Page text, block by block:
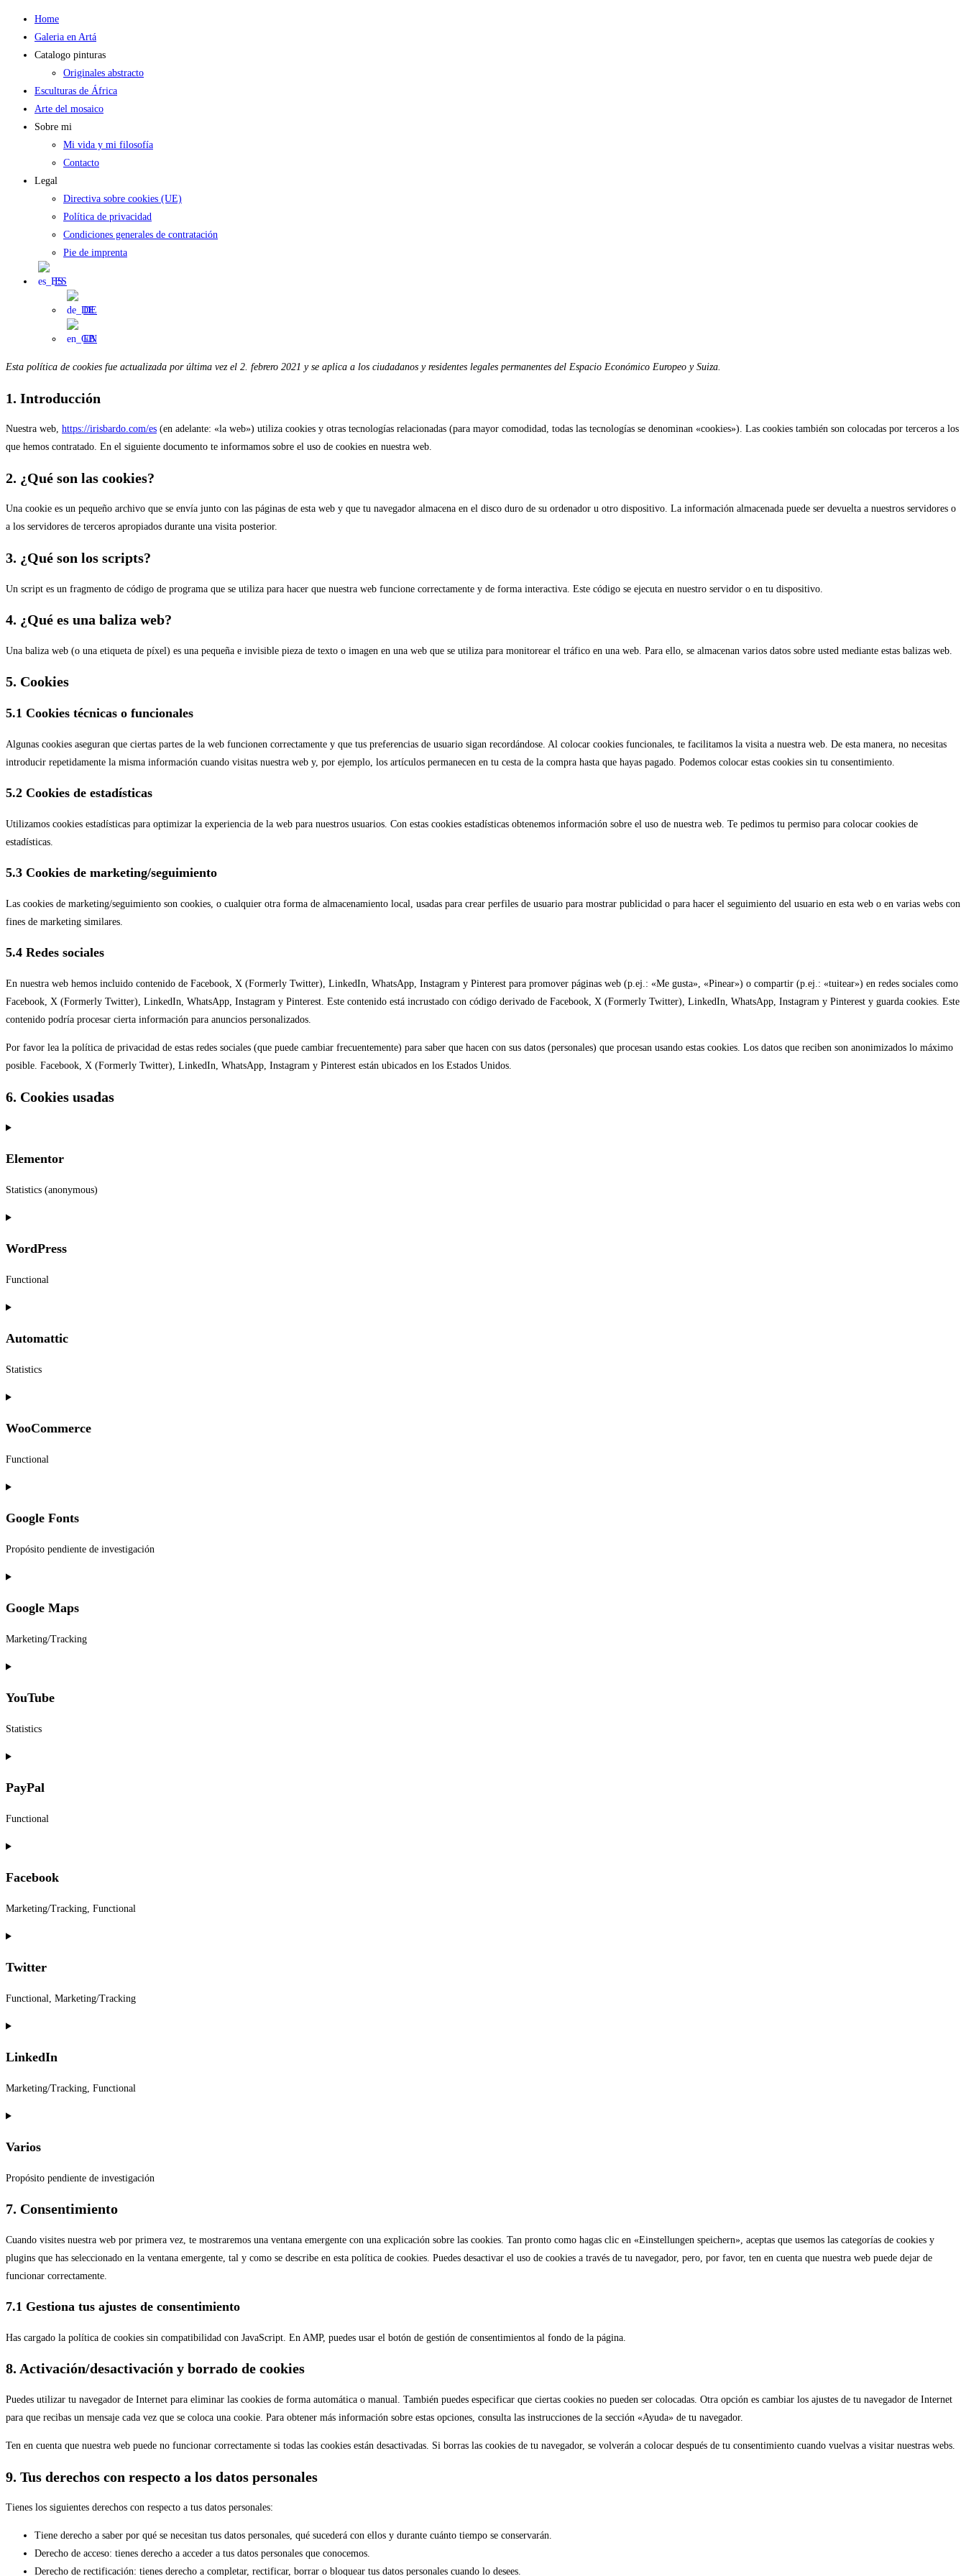
Saltar
contenido
Home
Galeria en Artá
Catalogo pinturas
Originales abstracto
Esculturas de África
Arte del mosaico
Sobre mi
Mi vida y mi filosofía
Contacto
Legal
Directiva sobre cookies (UE)
Política de privacidad
Condiciones generales de contratación
Pie de imprenta
ES
DE
EN
Esta política de cookies fue actualizada por última vez el 2. febrero 2021 y se aplica a los ciudadanos y residentes legales permanentes del Espacio Económico Europeo y Suiza.
1. Introducción
Nuestra web, https://irisbardo.com/es (en adelante: «la web») utiliza cookies y otras tecnologías relacionadas (para mayor comodidad, todas las tecnologías se denominan «cookies»). Las cookies también son colocadas por terceros a los
que hemos contratado. En el siguiente documento te informamos sobre el uso de cookies en nuestra web.
2. ¿Qué son las cookies?
Una cookie es un pequeño archivo que se envía junto con las páginas de esta web y que tu navegador almacena en el disco duro de su ordenador u otro dispositivo. La información almacenada puede ser devuelta a nuestros servidores o
a los servidores de terceros apropiados durante una visita posterior.
3. ¿Qué son los scripts?
Un script es un fragmento de código de programa que se utiliza para hacer que nuestra web funcione correctamente y de forma interactiva. Este código se ejecuta en nuestro servidor o en tu dispositivo.
4. ¿Qué es una baliza web?
Una baliza web (o una etiqueta de píxel) es una pequeña e invisible pieza de texto o imagen en una web que se utiliza para monitorear el tráfico en una web. Para ello, se almacenan varios datos sobre usted mediante estas balizas web.
5. Cookies
5.1 Cookies técnicas o funcionales
Algunas cookies aseguran que ciertas partes de la web funcionen correctamente y que tus preferencias de usuario sigan recordándose. Al colocar cookies funcionales, te facilitamos la visita a nuestra web. De esta manera, no necesitas
introducir repetidamente la misma información cuando visitas nuestra web y, por ejemplo, los artículos permanecen en tu cesta de la compra hasta que hayas pagado. Podemos colocar estas cookies sin tu consentimiento.
5.2 Cookies de estadísticas
Utilizamos cookies estadísticas para optimizar la experiencia de la web para nuestros usuarios. Con estas cookies estadísticas obtenemos información sobre el uso de nuestra web. Te pedimos tu permiso para colocar cookies de
estadísticas.
5.3 Cookies de marketing/seguimiento
Las cookies de marketing/seguimiento son cookies, o cualquier otra forma de almacenamiento local, usadas para crear perfiles de usuario para mostrar publicidad o para hacer el seguimiento del usuario en esta web o en varias webs con
fines de marketing similares.
5.4 Redes sociales
En nuestra web hemos incluido contenido de Facebook, X (Formerly Twitter), LinkedIn, WhatsApp, Instagram y Pinterest para promover páginas web (p.ej.: «Me gusta», «Pinear») o compartir (p.ej.: «tuitear») en redes sociales como
Facebook, X (Formerly Twitter), LinkedIn, WhatsApp, Instagram y Pinterest. Este contenido está incrustado con código derivado de Facebook, X (Formerly Twitter), LinkedIn, WhatsApp, Instagram y Pinterest y guarda cookies. Este
contenido podría procesar cierta información para anuncios personalizados.
Por favor lea la política de privacidad de estas redes sociales (que puede cambiar frecuentemente) para saber que hacen con sus datos (personales) que procesan usando estas cookies. Los datos que reciben son anonimizados lo máximo
posible. Facebook, X (Formerly Twitter), LinkedIn, WhatsApp, Instagram y Pinterest están ubicados en los Estados Unidos.
6. Cookies usadas
Elementor
Statistics (anonymous)
Consent
service
WordPress
Functional
Consent
service
Automattic
Statistics
Consent
service
WooCommerce
Functional
Consent
service
Google Fonts
Propósito pendiente de investigación
Consent
service
Google Maps
Marketing/Tracking
Consent
service
YouTube
Statistics
Consent
service
PayPal
Functional
Consent
service
Facebook
Marketing/Tracking, Functional
Consent
service
Twitter
Functional, Marketing/Tracking
Consent
service
LinkedIn
Marketing/Tracking, Functional
Consent
service
Varios
Propósito pendiente de investigación
Consent
service
#!trpst#trp-
gettext-
trpgettextoriginal=2789#!trpen#varios
7. Consentimiento
Cuando visites nuestra web por primera vez, te mostraremos una ventana emergente con una explicación sobre las cookies. Tan pronto como hagas clic en «Einstellungen speichern», aceptas que usemos las categorías de cookies y
plugins que has seleccionado en la ventana emergente, tal y como se describe en esta política de cookies. Puedes desactivar el uso de cookies a través de tu navegador, pero, por favor, ten en cuenta que nuestra web puede dejar de
funcionar correctamente.
7.1 Gestiona tus ajustes de consentimiento
Has cargado la política de cookies sin compatibilidad con JavaScript. En AMP, puedes usar el botón de gestión de consentimientos al fondo de la página.
8. Activación/desactivación y borrado de cookies
Puedes utilizar tu navegador de Internet para eliminar las cookies de forma automática o manual. También puedes especificar que ciertas cookies no pueden ser colocadas. Otra opción es cambiar los ajustes de tu navegador de Internet
para que recibas un mensaje cada vez que se coloca una cookie. Para obtener más información sobre estas opciones, consulta las instrucciones de la sección «Ayuda» de tu navegador.
Ten en cuenta que nuestra web puede no funcionar correctamente si todas las cookies están desactivadas. Si borras las cookies de tu navegador, se volverán a colocar después de tu consentimiento cuando vuelvas a visitar nuestras webs.
9. Tus derechos con respecto a los datos personales
Tienes los siguientes derechos con respecto a tus datos personales:
Tiene derecho a saber por qué se necesitan tus datos personales, qué sucederá con ellos y durante cuánto tiempo se conservarán.
Derecho de acceso: tienes derecho a acceder a tus datos personales que conocemos.
Derecho de rectificación: tienes derecho a completar, rectificar, borrar o bloquear tus datos personales cuando lo desees.